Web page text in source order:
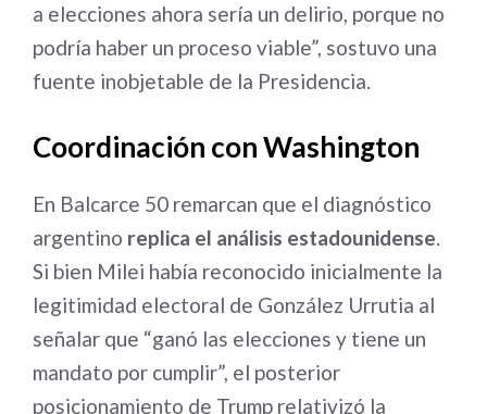
a elecciones ahora sería un delirio, porque no
podría haber un proceso viable”, sostuvo una
fuente inobjetable de la Presidencia.
Coordinación con Washington
En Balcarce 50 remarcan que el diagnóstico
argentino replica el análisis estadounidense
Si bien Milei había reconocido inicialmente la
legitimidad electoral de González Urrutia al
señalar que “ganó las elecciones y tiene un
mandato por cumplir”, el posterior
posicionamiento de Trump relativizó la